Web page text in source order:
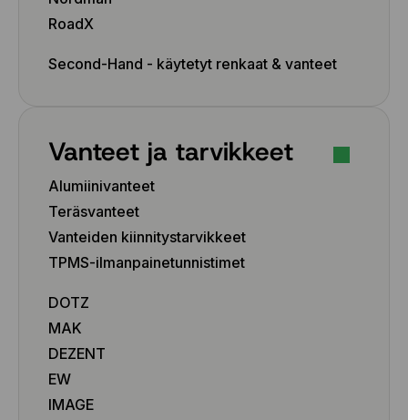
RoadX
Second-Hand - käytetyt renkaat & vanteet
Vanteet ja tarvikkeet
Alumiinivanteet
Teräsvanteet
Vanteiden kiinnitystarvikkeet
TPMS-ilmanpainetunnistimet
DOTZ
MAK
DEZENT
EW
IMAGE